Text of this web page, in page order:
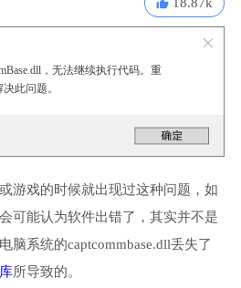
，无法继续执行代码。重
此问题。
游戏的时候就出现过这种问题，如
可能认为软件出错了，其实并不是
脑系统的captcommbase.dll丢失了
所导致的。